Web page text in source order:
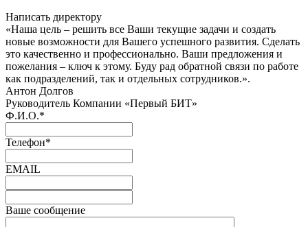
Написать директору
«Наша цель – решить все Ваши текущие задачи и создать
новые возможности для Вашего успешного развития. Сделать
это качественно и профессионально. Ваши предложения и
пожелания – ключ к этому. Буду рад обратной связи по работе
как подразделений, так и отдельных сотрудников.».
Антон Долгов
Руководитель Компании «Первый БИТ»
Ф.И.О.*
Телефон*
EMAIL
Ваше сообщение